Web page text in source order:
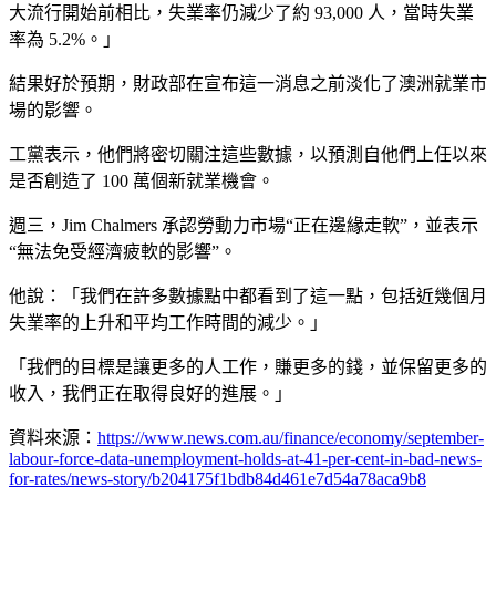
大流行開始前相比，失業率仍減少了約 93,000 人，當時失業
率為 5.2%。」
結果好於預期，財政部在宣布這一消息之前淡化了澳洲就業市
場的影響。
工黨表示，他們將密切關注這些數據，以預測自他們上任以來
是否創造了 100 萬個新就業機會。
週三，Jim Chalmers 承認勞動力市場“正在邊緣走軟”，並表示
“無法免受經濟疲軟的影響”。
他說：「我們在許多數據點中都看到了這一點，包括近幾個月
失業率的上升和平均工作時間的減少。」
「我們的目標是讓更多的人工作，賺更多的錢，並保留更多的
收入，我們正在取得良好的進展。」
資料來源： https://www.news.com.au/finance/economy/september-
labour-force-data-unemployment-holds-at-41-per-cent-in-bad-news-
for-rates/news-story/b204175f1bdb84d461e7d54a78aca9b8